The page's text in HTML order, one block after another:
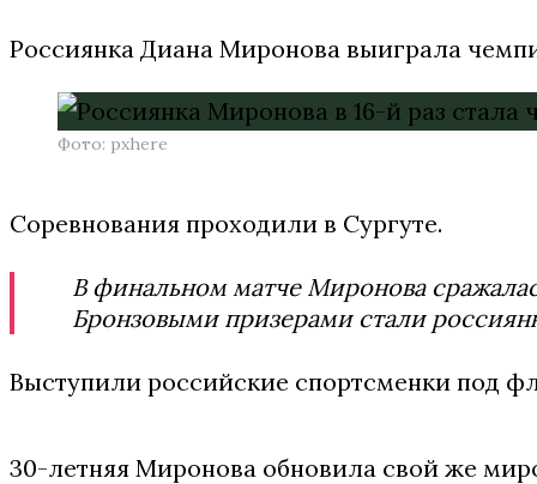
Россиянка Диана Миронова выиграла
Фото: pxhere
Соревнования проходили в Сургуте.
В финальном матче Миронова
Бронзовыми призерами стали
Выступили российские спортсменки под
30-летняя Миронова обновила свой же